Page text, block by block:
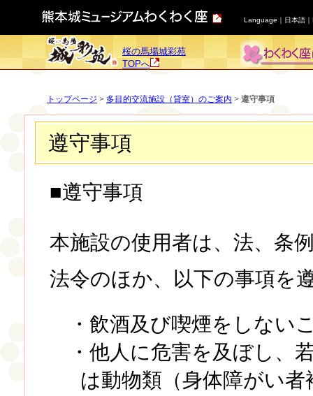
桜の馬場城彩苑
TOPへ
Language｜ 日本語 ｜
トップページ > 多目的交流施設（貸室）のご案内 > 遵守事項
遵守事項
■遵守事項
本施設の使用者は、法、条
法令のほか、以下の事項を
・飲酒及び喫煙をしない
・他人に危害を及ぼし、
は動物類（身体障がい